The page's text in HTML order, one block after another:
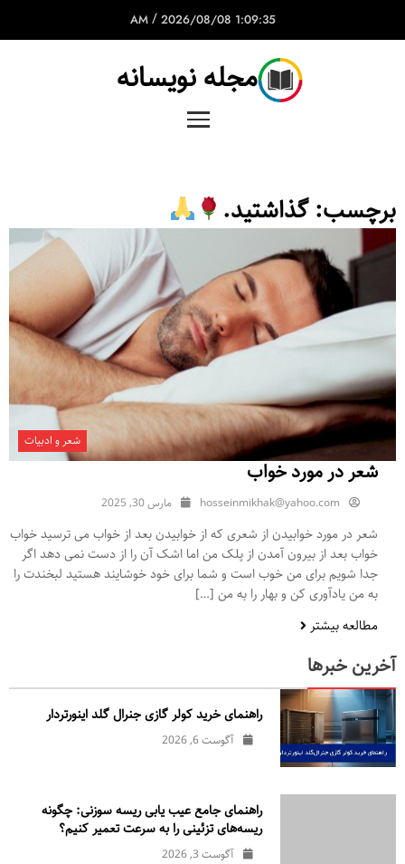
1:09:35 AM
/ 2026/08/08
مجله نویسانه
برچسب:گذاشتید.
شعر و ادبیات
شعر در مورد خواب
hosseinmikhak@yahoo.com مارس 30, 2025
شعر در مورد خوابیدن از شعری که از خوابیدن بعد از خواب می ترسید خواب
خواب بعد از بیرون آمدن از پلک من اما اشک آن را از دست نمی دهد اگر
جدا شویم برای من خوب است و شما برای خود خوشایند هستید لبخندت را
به من یادآوری کن و بهار را به من […]
مطالعه بیشتر
آخرین خبرها
راهنمای خرید کولر گازی جنرال‌ گلد اینورتر‌دار
آگوست 6, 2026
راهنمای جامع عیب یابی ریسه سوزنی: چگونه
ریسه‌های تزئینی را به سرعت تعمیر کنیم؟
آگوست 3, 2026